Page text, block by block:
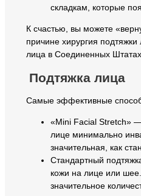
складкам, которые
К счастью, вы можете
причине хирургия подтяжки
лица в Соединенных Штатах.
Подтяжка лица
Самые эффективные
«Mini Facial Stretch»
лице минимально
значительная, как
Стандартный
кожи на лице или
значительное